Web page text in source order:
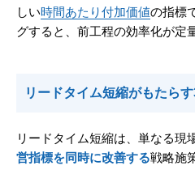
しい時間あたり付加価値の指標
グすると、前工程の効率化が定
リードタイム短縮がもたら
リードタイム短縮は、単なる現
営指標を同時に改善する戦略施